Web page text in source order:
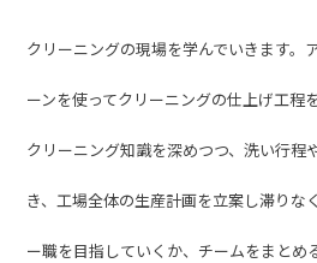
クリーニングの現場を学んでいきます。
ーンを使ってクリーニングの仕上げ工程
クリーニング知識を深めつつ、洗い行程
き、工場全体の生産計画を立案し滞りな
ー職を目指していくか、チームをまとめ